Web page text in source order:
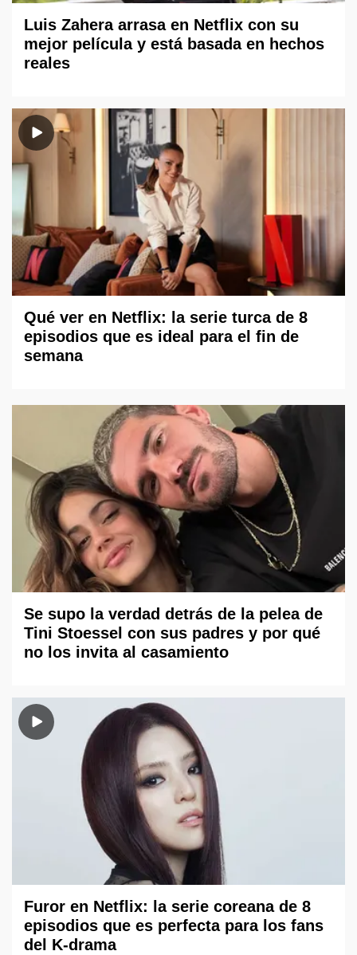
Luis Zahera arrasa en Netflix con su
mejor película y está basada en hechos
reales
Qué ver en Netflix: la serie turca de 8
episodios que es ideal para el fin de
semana
Se supo la verdad detrás de la pelea de
Tini Stoessel con sus padres y por qué
no los invita al casamiento
Furor en Netflix: la serie coreana de 8
episodios que es perfecta para los fans
del K-drama